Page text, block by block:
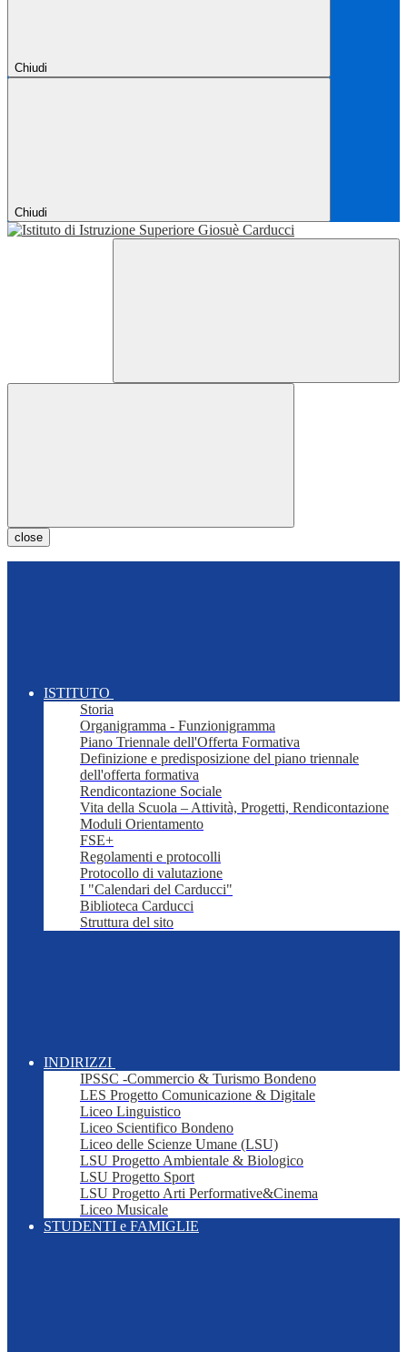
Chiudi
Chiudi
close
ISTITUTO
Storia
Organigramma - Funzionigramma
Piano Triennale dell'Offerta Formativa
Definizione e predisposizione del piano triennale
dell'offerta formativa
Rendicontazione Sociale
Vita della Scuola – Attività, Progetti, Rendicontazione
Moduli Orientamento
FSE+
Regolamenti e protocolli
Protocollo di valutazione
I "Calendari del Carducci"
Biblioteca Carducci
Struttura del sito
INDIRIZZI
IPSSC -Commercio & Turismo Bondeno
LES Progetto Comunicazione & Digitale
Liceo Linguistico
Liceo Scientifico Bondeno
Liceo delle Scienze Umane (LSU)
LSU Progetto Ambientale & Biologico
LSU Progetto Sport
LSU Progetto Arti Performative&Cinema
Liceo Musicale
STUDENTI e FAMIGLIE